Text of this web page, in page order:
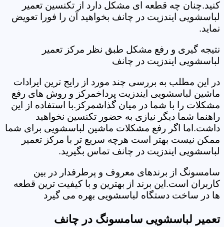
کنید.چنان چه قطعه ای مشکل دارد از تکنسین تعمیر
لباسشویی ایندزیت در چانف بخواهید آن را فورا تعویض
نماید.
نتیجه گیری و رفع مشکل طبق نظر مرکز تعمیر
لباسشویی ایندزیت در چانف
در این مطلب به بررسی چند مورد از رایج ترین ایرادات
ماشین لباسشویی ایندزیت پرداخمرکز و روش های رفع
مشکلات را با شما در میان گذاشمرکز.با استفاده از این
راهنما شما دیگر نیازی به حضور تکنسین نخواهید
داشت.اما اگر رفع مشکلات ماشین لباسشویی برای شما
ممکن نیست بهتر است هرچه سریع تر با مرکز تعمیر
لباسشویی ایندزیت در چانف تماس بگیرید.
سامسونگ از برندهای معروف و پرطرفدار در بین
کاربران است.این برند از بهترین و با کیفیت ترین قطعه
ها در ساخت دستگاه لباسشویی بهره می گیرد
تعمیر لباسشویی سامسونگ در چانف